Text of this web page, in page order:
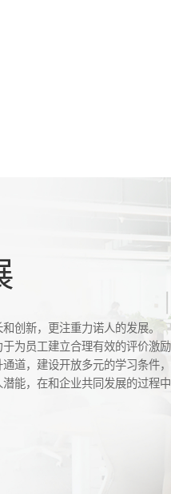
创新，更注重力诺人的发展。
为员工建立合理有效的评价激励
道，建设开放多元的学习条件
能，在和企业共同发展的过程